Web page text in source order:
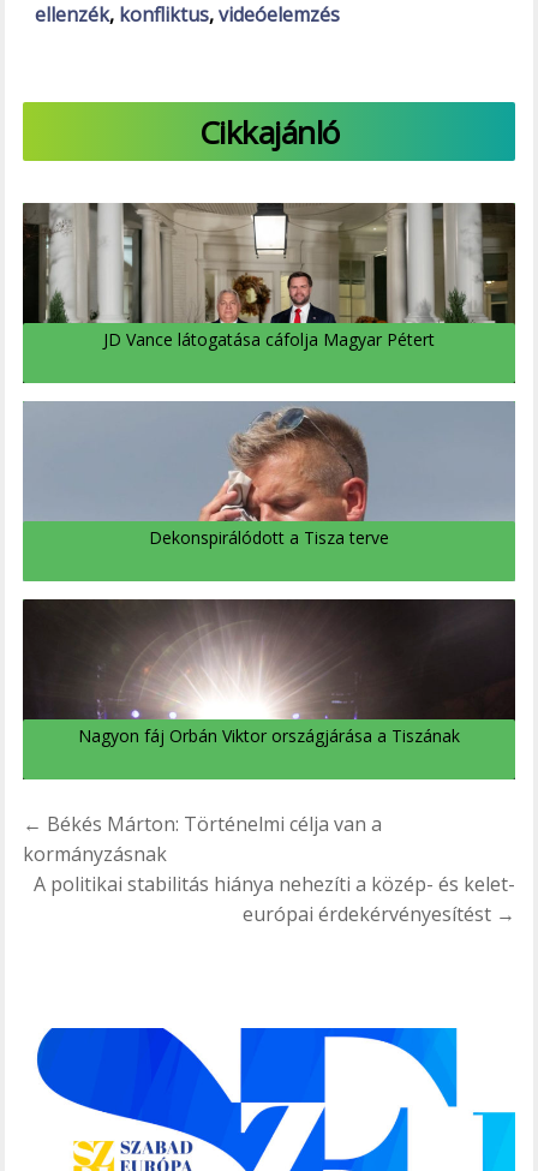
ellenzék, konfliktus,videóelemzés
Cikkajánló
JD Vance látogatása cáfolja Magyar Pétert
Dekonspirálódott a Tisza terve
Nagyon fáj Orbán Viktor országjárása a Tiszának
Bejegyzés
navigáció
← Békés Márton: Történelmi célja van a
kormányzásnak
A politikai stabilitás hiánya nehezíti a közép- és kelet-
európai érdekérvényesítést →